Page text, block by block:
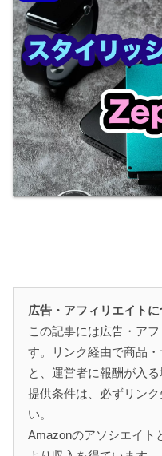
広告・アフィリエイトに
この記事には広告・ア
す。リンク経由で商品
と、運営者に報酬が入
提供条件は、必ずリン
い。
Amazonのアソシエイト